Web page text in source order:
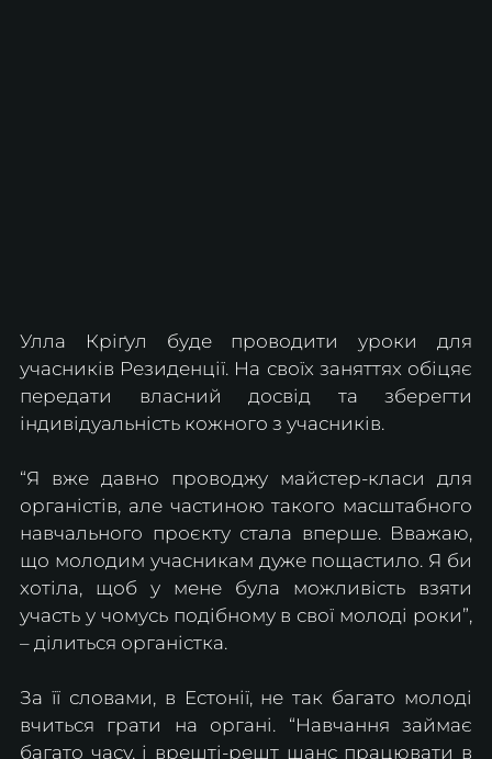
Улла Кріґул буде проводити уроки для
учасників Резиденції. На своїх заняттях обіцяє
передати власний досвід та зберегти
індивідуальність кожного з учасників.
“Я вже давно проводжу майстер-класи для
органістів, але частиною такого масштабного
навчального проєкту стала вперше. Вважаю,
що молодим учасникам дуже пощастило. Я би
хотіла, щоб у мене була можливість взяти
участь у чомусь подібному в свої молоді роки”,
– ділиться органістка.
За її словами, в Естонії, не так багато молоді
вчиться грати на органі. “Навчання займає
багато часу, і врешті-решт шанс працювати в